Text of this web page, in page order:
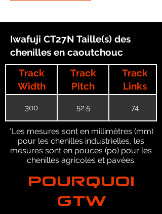
Iwafuji CT27N Taille(s) des
chenilles en caoutchouc
Track
Width
Track
Pitch
Track
Links
300 52.5 74
*Les mesures sont en millimètres (mm)
pour les chenilles industrielles, les
mesures sont en pouces (po) pour les
chenilles agricoles et pavées.
POURQUOI
GTW